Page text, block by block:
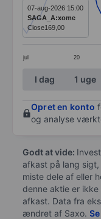
The chart has 1
The chart has 1
jul 20
07-aug-2026 15:00
SAGA_A:xome
Close169,00
End of
I dag 1 uge
Opret en konto
og analyse
Godt at vide:
afkast på lang
miste dele af eller
denne aktie er
afkast. Data fra
ændret af Saxo.